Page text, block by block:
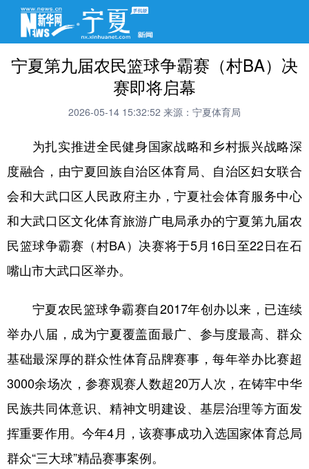
宁夏第九届农民篮球争霸赛（村BA）决
赛即将启幕
2026-05-14 15:32:52 来源：宁夏体育局
为扎实推进全民健身国家战略和乡村振兴战略深
度融合，由宁夏回族自治区体育局、自治区妇女联合
会和大武口区人民政府主办，宁夏社会体育服务中心
和大武口区文化体育旅游广电局承办的宁夏第九届农
民篮球争霸赛（村BA）决赛将于5月16日至22日在石
嘴山市大武口区举办。
宁夏农民篮球争霸赛自2017年创办以来，已连续
举办八届，成为宁夏覆盖面最广、参与度最高、群众
基础最深厚的群众性体育品牌赛事，每年举办比赛超
3000余场次，参赛观赛人数超20万人次，在铸牢中华
民族共同体意识、精神文明建设、基层治理等方面发
挥重要作用。今年4月，该赛事成功入选国家体育总局
群众“三大球”精品赛事案例。